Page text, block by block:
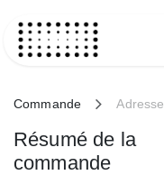
Commande Adresse
Résumé de la
commande